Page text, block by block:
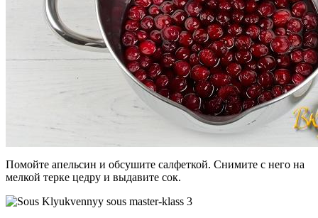
Помойте апельсин и обсушите салфеткой. Снимите с него на
мелкой терке цедру и выдавите сок.